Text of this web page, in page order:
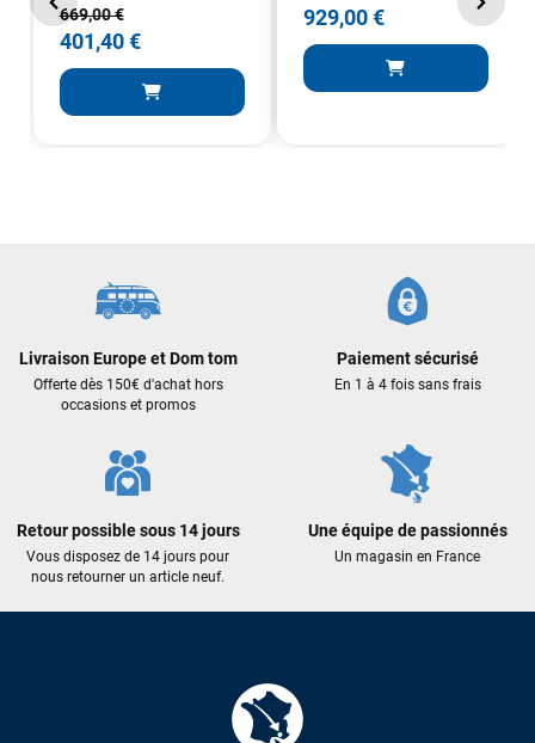
669,00 €
401,40 €
929,00 €
Livraison Europe et Dom tom
Offerte dès 150€ d'achat hors
occasions et promos
Paiement sécurisé
En 1 à 4 fois sans frais
Retour possible sous 14 jours
Vous disposez de 14 jours pour
nous retourner un article neuf.
Une équipe de passionnés
Un magasin en France